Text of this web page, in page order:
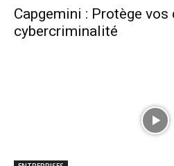
Capgemini : Protège
cybercriminalité